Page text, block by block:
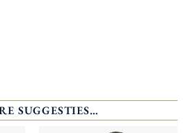
SUGGESTIES…